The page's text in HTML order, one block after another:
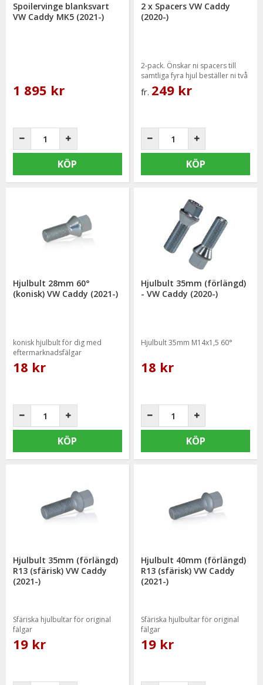
Spoilervinge blanksvart
VW Caddy MK5 (2021-)
1 895 kr
KÖP
2 x Spacers VW Caddy
(2020-)
2-pack. Önskar ni spacers till
samtliga fyra hjul beställer ni två
paket.
fr. 249 kr
KÖP
Hjulbult 28mm 60°
(konisk) VW Caddy (2021-)
konisk hjulbult för dig med
eftermarknadsfälgar
18 kr
KÖP
Hjulbult 35mm (förlängd)
- VW Caddy (2020-)
Hjulbult 35mm M14x1,5 60°
18 kr
KÖP
Hjulbult 35mm (förlängd)
R13 (sfärisk) VW Caddy
(2021-)
Sfäriska hjulbultar för original
fälgar
19 kr
Hjulbult 40mm (förlängd)
R13 (sfärisk) VW Caddy
(2021-)
Sfäriska hjulbultar för original
fälgar
19 kr